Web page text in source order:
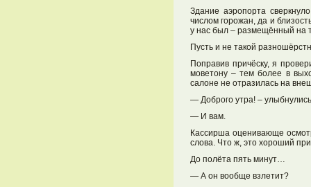
Здание аэропорта
числом горожан, да и
у нас был – размещённый на
Пусть и не такой
Поправив причёску, я
моветону – тем более в
салоне не отразилась на
— Доброго утра! –
— И вам.
Кассирша оценивающе
слова. Что ж, это хороший
До полёта пять минут…
— А он вообще взлетит?